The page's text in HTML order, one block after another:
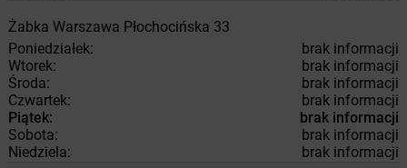
Żabka Warszawa Płochocińska 33
Poniedziałek:
brak informacji
Wtorek:
brak informacji
Środa:
brak informacji
Czwartek:
brak informacji
Piątek:
brak informacji
Sobota:
brak informacji
Niedziela:
brak informacji